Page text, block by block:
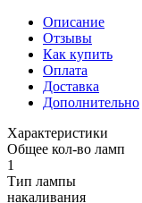
Описание
Отзывы
Как купить
Оплата
Доставка
Дополнительно
Характеристики
Общее кол-во ламп
1
Тип лампы
накаливания